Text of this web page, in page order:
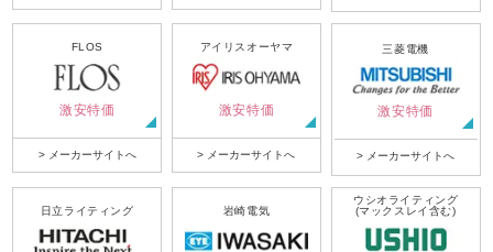
FLOS
激安特価
> メーカーサイトへ
アイリスオーヤマ
激安特価
> メーカーサイトへ
三菱電機
激安特価
> メーカーサイトへ
日立ライティング 岩崎電気
ウシオライティング
(マックスレイ含む)